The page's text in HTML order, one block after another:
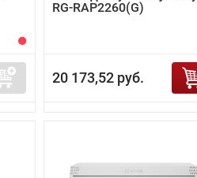
RG-RAP2260(G)
20 173,52 руб.